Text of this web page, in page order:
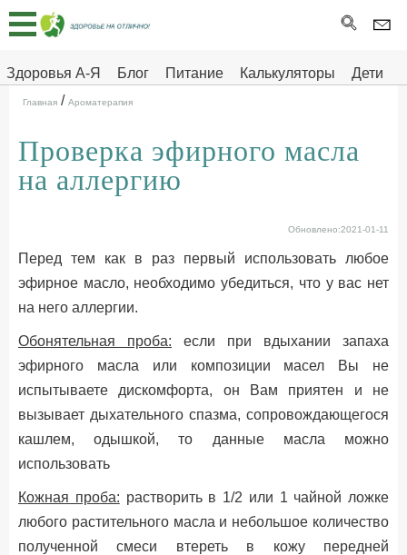
Здоровья А-Я Блог Питание Калькуляторы
Дети
Здоровье на отлично
Главная
Тесты
Про
ДЕТЯМ
Главная / Ароматерапия
Проверка эфирного масла
на аллергию
Обновлено:2021-01-11
Перед тем как в раз первый использовать любое
эфирное масло, необходимо убедиться, что у вас нет
на него аллергии.
Обонятельная проба: если при вдыхании запаха
эфирного масла или композиции масел Вы не
испытываете дискомфорта, он Вам приятен и не
вызывает дыхательного спазма, сопровождающегося
кашлем, одышкой, то данные масла можно
использовать
Кожная проба: растворить в 1/2 или 1 чайной ложке
любого растительного масла и небольшое количество
полученной смеси втереть в кожу передней